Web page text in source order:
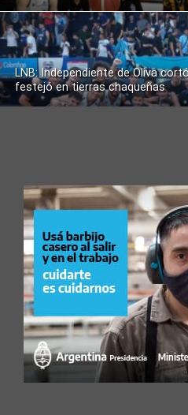
LNB: Independiente de Oliva
festejó en tierras chaqueñas